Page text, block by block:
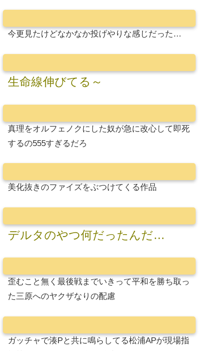
今更見たけどなかなか投げやりな感じだった…
生命線伸びてる～
真理をオルフェノクにした奴が急に改心して即死
するの555すぎるだろ
美化抜きのファイズをぶつけてくる作品
デルタのやつ何だったんだ…
歪むこと無く最後戦までいきって平和を勝ち取っ
た三原へのヤクザなりの配慮
ガッチャで湊Pと共に鳴らしてる松浦APが現場指